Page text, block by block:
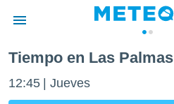
de
Tiempo en Las Palmas
12:45 Jueves